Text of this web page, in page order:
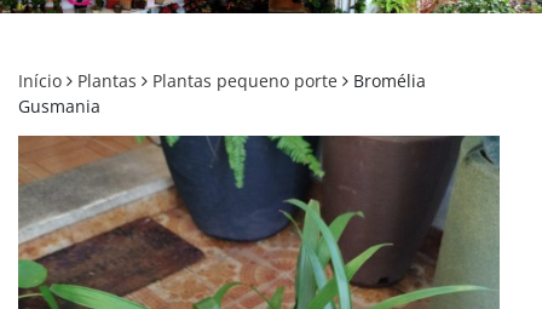
Início Plantas Plantas pequeno porte
Bromélia
Gusmania